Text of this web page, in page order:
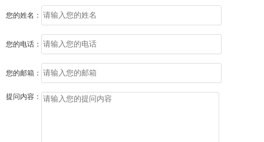
您的姓名：
您的电话：
您的邮箱：
提问内容：